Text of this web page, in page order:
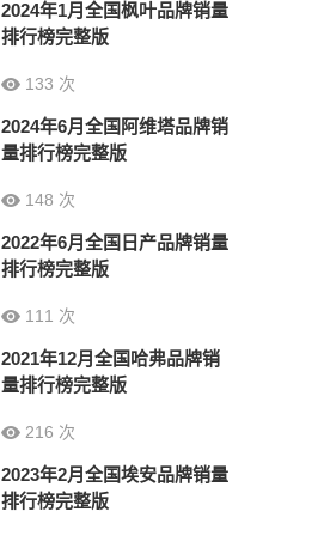
2024年1月全国枫叶品牌销量
排行榜完整版
133 次
2024年6月全国阿维塔品牌销
量排行榜完整版
148 次
2022年6月全国日产品牌销量
排行榜完整版
111 次
2021年12月全国哈弗品牌销
量排行榜完整版
216 次
2023年2月全国埃安品牌销量
排行榜完整版